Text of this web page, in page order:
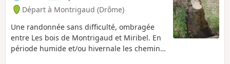
Départ à Montrigaud (Drôme)
Une randonnée sans difficulté, ombragée
entre Les bois de Montrigaud et Miribel. En
période humide et/ou hivernale les chemins